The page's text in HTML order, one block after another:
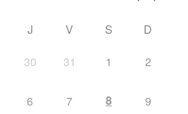
J V S
D
30 31 1 2
6 7 8 9